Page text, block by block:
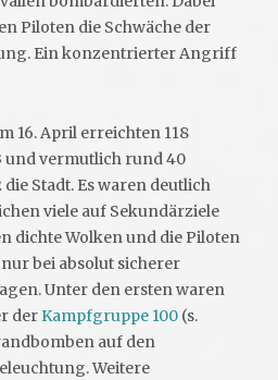
Piloten die Schwäche der
Ein konzentrierter Angriff
16. April erreichten 118
und vermutlich rund 40
Stadt. Es waren deutlich
viele auf Sekundärziele
dichte Wolken und die Piloten
bei absolut sicherer
Unter den ersten waren
derKampfgruppe 100 (s.
auf den
Weitere